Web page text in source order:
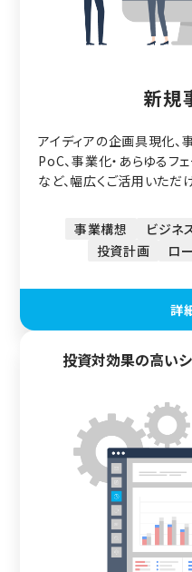
新規
アイディアの企画具現化、
PoC、事業化・あらゆるフ
など、幅広くご活用いただ
事業構想 ビジネ
投資計画
ロ
詳
投資対効果の高い